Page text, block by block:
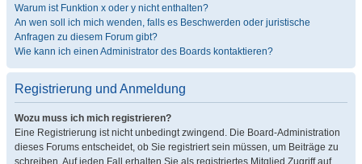
Warum ist Funktion x oder y nicht enthalten?
An wen soll ich mich wenden, falls es Beschwerden oder juristische
Anfragen zu diesem Forum gibt?
Wie kann ich einen Administrator des Boards kontaktieren?
Registrierung und Anmeldung
Wozu muss ich mich registrieren?
Eine Registrierung ist nicht unbedingt zwingend. Die Board-Administration
dieses Forums entscheidet, ob Sie registriert sein müssen, um Beiträge zu
schreiben. Auf jeden Fall erhalten Sie als registriertes Mitglied Zugriff auf